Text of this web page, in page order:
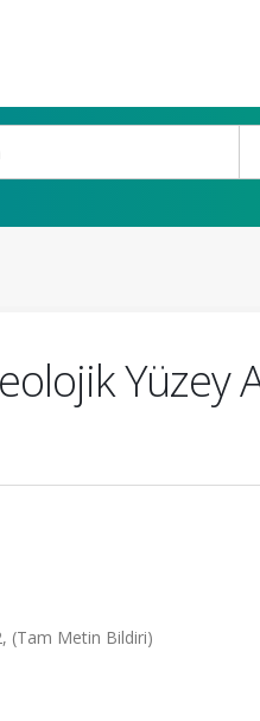
Yüzey
(Tam Metin Bildiri)